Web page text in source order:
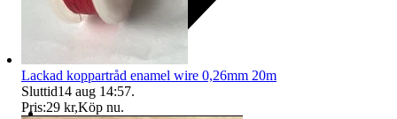
Lackad koppartråd enamel wire 0,26mm 20m
Sluttid14 aug 14:57.
Pris:29 kr,Köp nu.